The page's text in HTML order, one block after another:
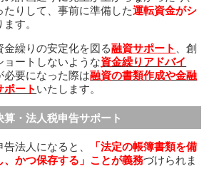
たりして、事前に準備した運転資金がシ
ます。
金繰りの安定化を図る融資サポート
、創
ートしないような資金繰りアドバイ
必要になった際は融資の書類作成や金融
ポート いたします。
算・法人税申告サポート
法人になると、
「法定の帳簿書類を備
、かつ保存する」ことが義務づけられま